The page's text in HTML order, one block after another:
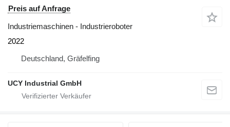
Preis auf Anfrage
Industriemaschinen - Industrieroboter
2022
Deutschland, Gräfelfing
UCY Industrial GmbH